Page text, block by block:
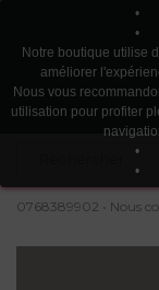
0768389902 • Nous
•
•
Notre boutique utilise
améliorer
Nous vous
utilisation pour profiter
•
•